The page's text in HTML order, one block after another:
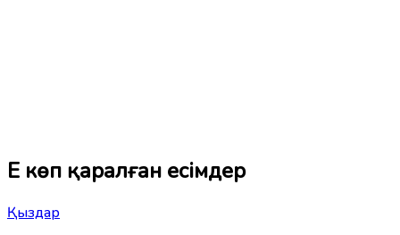
Ең көп қаралған есімдер
Қыздар